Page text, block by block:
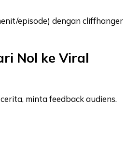
episode) dengan cliffhanger
Nol ke Viral
minta feedback audiens.